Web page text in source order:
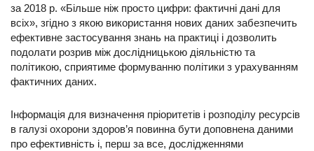
за 2018 р. «Більше ніж просто цифри: фактичні дані для
всіх», згідно з якою використання нових даних забезпечить
ефективне застосування знань на практиці і дозволить
подолати розрив між дослідницькою діяльністю та
політикою, сприятиме формуванню політики з урахуванням
фактичних даних.
Інформація для визначення пріоритетів і розподілу ресурсів
в галузі охорони здоров’я повинна бути доповнена даними
про ефективність і, перш за все, дослідженнями